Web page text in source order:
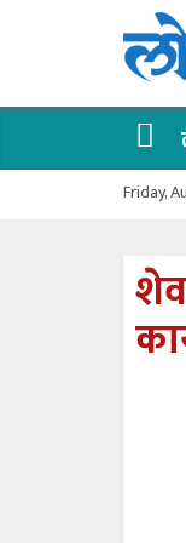
ताज्या
घडामोडी
Friday,